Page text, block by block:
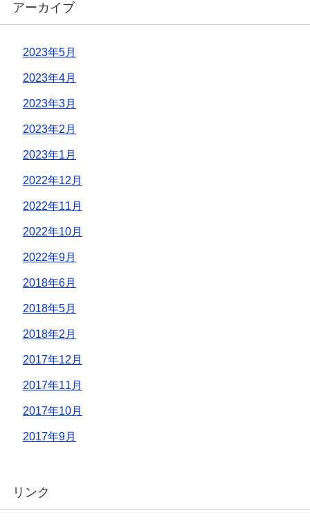
アーカイブ
2023年5月
2023年4月
2023年3月
2023年2月
2023年1月
2022年12月
2022年11月
2022年10月
2022年9月
2018年6月
2018年5月
2018年2月
2017年12月
2017年11月
2017年10月
2017年9月
リンク